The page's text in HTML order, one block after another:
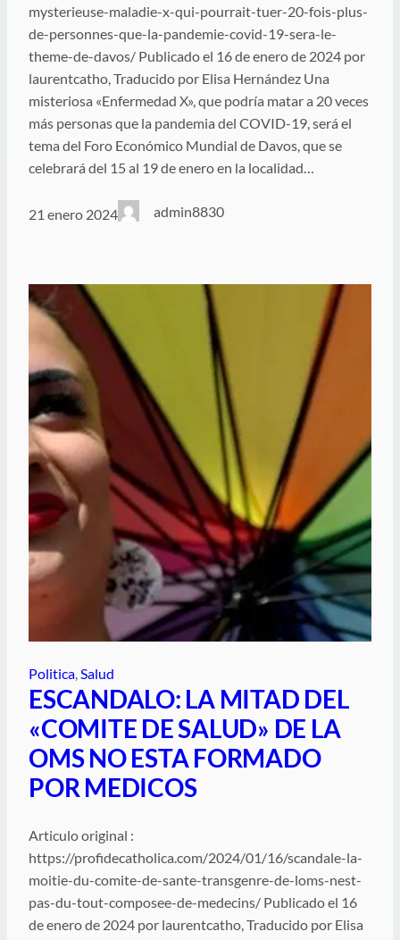
mysterieuse-maladie-x-qui-pourrait-tuer-20-fois-plus-
de-personnes-que-la-pandemie-covid-19-sera-le-
theme-de-davos/ Publicado el 16 de enero de 2024 por
laurentcatho, Traducido por Elisa Hernández Una
misteriosa «Enfermedad X», que podría matar a 20 veces
más personas que la pandemia del COVID-19, será el
tema del Foro Económico Mundial de Davos, que se
celebrará del 15 al 19 de enero en la localidad…
21 enero 2024 admin8830
Politica Salud
ESCANDALO: LA MITAD DEL
«COMITE DE SALUD» DE LA
OMS NO ESTA FORMADO
POR MEDICOS
Articulo original :
https://profidecatholica.com/2024/01/16/scandale-la-
moitie-du-comite-de-sante-transgenre-de-loms-nest-
pas-du-tout-composee-de-medecins/ Publicado el 16
de enero de 2024 por laurentcatho, Traducido por Elisa